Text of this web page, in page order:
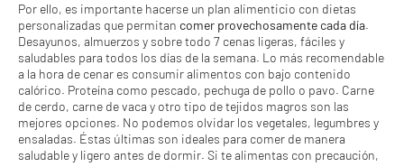
Por ello, es importante hacerse un plan alimenticio con dietas
personalizadas que permitan comer provechosamente cada día.
Desayunos, almuerzos y sobre todo 7 cenas ligeras, fáciles y
saludables para todos los días de la semana. Lo más recomendable
a la hora de cenar es consumir alimentos con bajo contenido
calórico. Proteína como pescado, pechuga de pollo o pavo. Carne
de cerdo, carne de vaca y otro tipo de tejidos magros son las
mejores opciones. No podemos olvidar los vegetales, legumbres y
ensaladas. Éstas últimas son ideales para comer de manera
saludable y ligero antes de dormir. Si te alimentas con precaución,